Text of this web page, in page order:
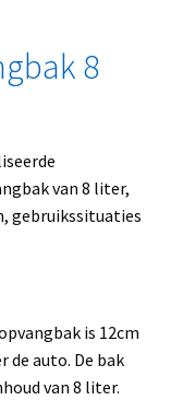
8
van 8 liter,
gebruikssituaties
is 12cm
de auto. De bak
van 8 liter.